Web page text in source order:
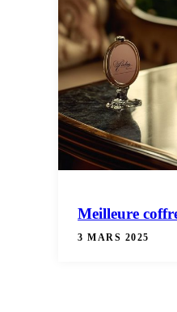
Meilleure
3 MARS 2025